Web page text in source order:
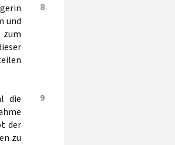
8
und
9
die
der
zu